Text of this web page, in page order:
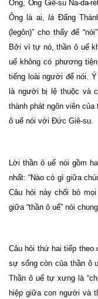
Ông, Ông Giê-su Na-da-
Ông là ai,là Đấng
(legôn)” cho thấy để
Bởi vì tự nó, thần ô uế
uế không có phương
tiếng loài người để nói.
là người bị lệ thuộc và
thành phát ngôn viên
ô uế nói với Đức Giê-su.
Lời thần ô uế nói gồm
nhất: “Nào có gì giữa
Câu hỏi này chối bỏ mọi
giữa “thần ô uế” nói
Câu hỏi thứ hai tiếp
sự sống còn của thần ô
Thần ô uế tự xưng là
hiệp giữa con người và